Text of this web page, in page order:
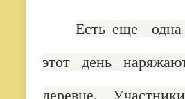
Есть еще одна
этот день
деревце.